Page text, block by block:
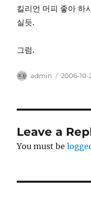
킬리언 머피 좋아 하
실듯.
그럼.
Author
admin
Posted
2006-10-
Leave a
You must be